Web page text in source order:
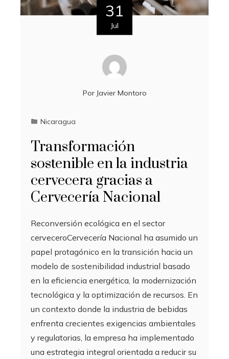
31
Jul
Por Javier Montoro
Nicaragua
Transformación
sostenible en la industria
cervecera gracias a
Cervecería Nacional
Reconversión ecológica en el sector
cerveceroCervecería Nacional ha asumido un
papel protagónico en la transición hacia un
modelo de sostenibilidad industrial basado
en la eficiencia energética, la modernización
tecnológica y la optimización de recursos. En
un contexto donde la industria de bebidas
enfrenta crecientes exigencias ambientales
y regulatorias, la empresa ha implementado
una estrategia integral orientada a reducir su